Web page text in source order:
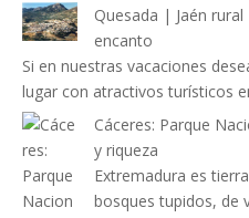
Quesada | Jaén
encanto
Si en nuestras vacaciones
lugar con atractivos turísticos
Cáceres: Parque
y riqueza
Extremadura es
bosques tupidos, de